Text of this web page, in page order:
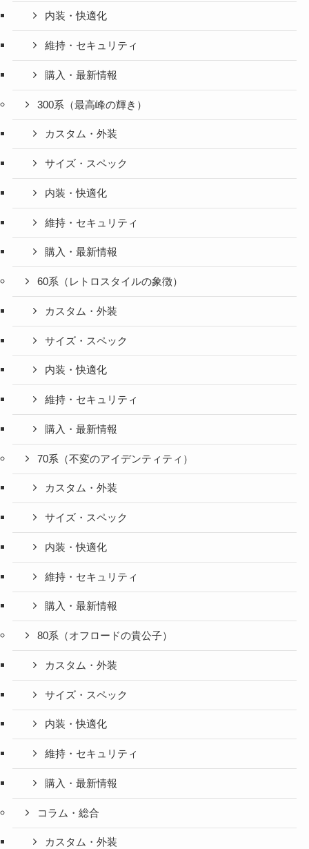
内装・快適化
維持・セキュリティ
購入・最新情報
300系（最高峰の輝き）
カスタム・外装
サイズ・スペック
内装・快適化
維持・セキュリティ
購入・最新情報
60系（レトロスタイルの象徴）
カスタム・外装
サイズ・スペック
内装・快適化
維持・セキュリティ
購入・最新情報
70系（不変のアイデンティティ）
カスタム・外装
サイズ・スペック
内装・快適化
維持・セキュリティ
購入・最新情報
80系（オフロードの貴公子）
カスタム・外装
サイズ・スペック
内装・快適化
維持・セキュリティ
購入・最新情報
コラム・総合
カスタム・外装